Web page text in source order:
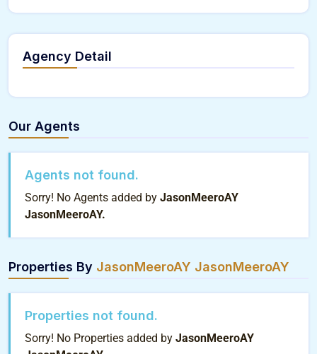
Agency Detail
Our Agents
Agents not found.
Sorry! No Agents added by JasonMeeroAY
JasonMeeroAY.
Properties By JasonMeeroAY JasonMeeroAY
Properties not found.
Sorry! No Properties added by JasonMeeroAY